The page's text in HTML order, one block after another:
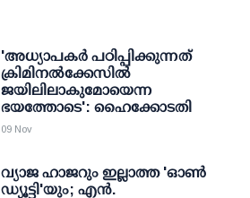
'അധ്യാപകര്‍ പഠിപ്പിക്കുന്നത്
ക്രിമിനല്‍ക്കേസില്‍
ജയിലിലാകുമോയെന്ന
ഭയത്തോടെ': ഹൈക്കോടതി
09 Nov
വ്യാജ ഹാജറും ഇല്ലാത്ത 'ഓണ്‍
ഡ്യൂട്ടി'യും; എന്‍.